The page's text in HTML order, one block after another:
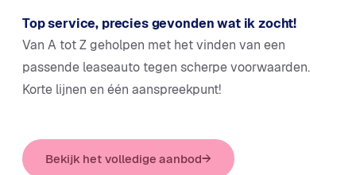
Top service, precies gevonden wat ik zocht!
Van A tot Z geholpen met het vinden van een
passende leaseauto tegen scherpe voorwaarden.
Korte lijnen en één aanspreekpunt!
Bekijk het volledige aanbod→